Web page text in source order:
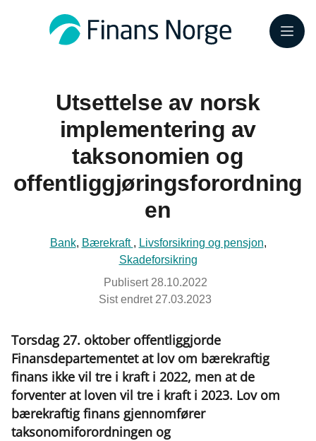
Meny
Utsettelse av norsk
implementering av
taksonomien og
offentliggjøringsforordning
en
Bank, Bærekraft , Livsforsikring og pensjon,
Skadeforsikring
Publisert 28.10.2022
Sist endret 27.03.2023
Torsdag 27. oktober offentliggjorde
Finansdepartementet at lov om bærekraftig
finans ikke vil tre i kraft i 2022, men at de
forventer at loven vil tre i kraft i 2023. Lov om
bærekraftig finans gjennomfører
taksonomiforordningen og